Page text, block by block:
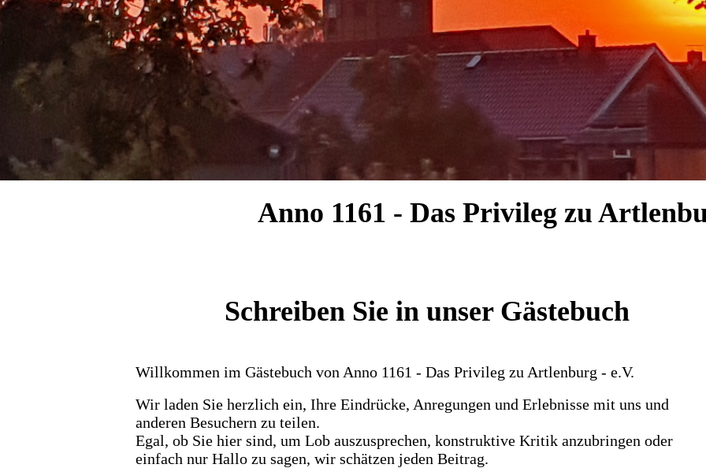
Anno 1161 - Das Privileg zu
Schreiben Sie in unser Gästebuch
Willkommen im Gästebuch von Anno 1161 - Das Privileg zu Artlenburg - e.V.
Wir laden Sie herzlich ein, Ihre Eindrücke, Anregungen und Erlebnisse mit uns und
anderen Besuchern zu teilen.
Egal, ob Sie hier sind, um Lob auszusprechen, konstruktive Kritik anzubringen oder
einfach nur Hallo zu sagen, wir schätzen jeden Beitrag.